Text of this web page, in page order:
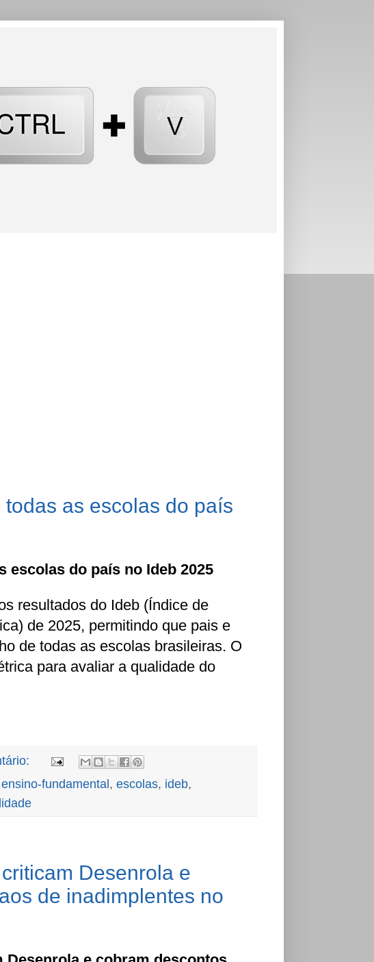
as escolas do país
escolas do país no Ideb 2025
resultados do Ideb (Índice de
de 2025, permitindo que pais e
de todas as escolas brasileiras. O
para avaliar a qualidade do
ensino-fundamental, escolas, ideb,
Desenrola e
de inadimplentes no